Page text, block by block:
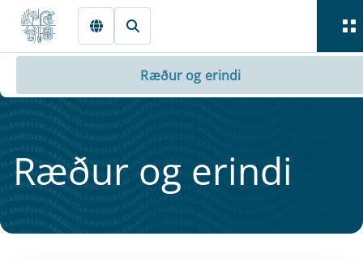
Fara beint í Meginmál
Ræður og erindi
Ræður og er­indi